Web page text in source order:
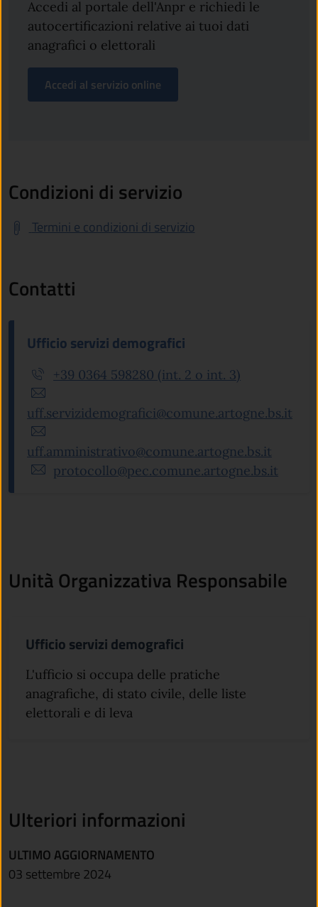
Accedi al portale dell'Anpr e richiedi le
autocertificazioni relative ai tuoi dati
anagrafici o elettorali
Accedi al servizio online
Condizioni di servizio
Termini e condizioni di servizio
Contatti
Ufficio servizi demografici
+39 0364 598280 (int. 2 o int. 3)
uff.servizidemografici@comune.artogne.bs.it
uff.amministrativo@comune.artogne.bs.it
protocollo@pec.comune.artogne.bs.it
Unità Organizzativa Responsabile
Ufficio servizi demografici
L'ufficio si occupa delle pratiche
anagrafiche, di stato civile, delle liste
elettorali e di leva
Ulteriori informazioni
ULTIMO AGGIORNAMENTO
03 settembre 2024